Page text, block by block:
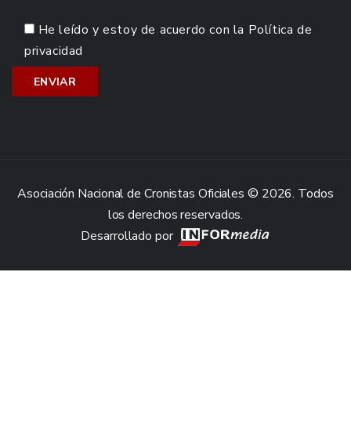
He leído y estoy de acuerdo con la Política de
privacidad
Asociación Nacional de Cronistas Oficiales © 2026. Todos
los derechos reservados.
Desarrollado por